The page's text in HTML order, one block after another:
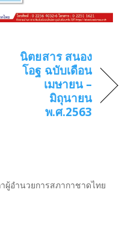
นิตยสาร สนอง
โอฐ ฉบับเดือน
เมษายน –
มิถุนายน
พ.ศ.2563
ผู้อำนวยการสภากาชาดไทย